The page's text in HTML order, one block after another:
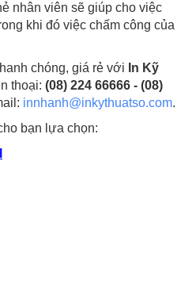
nhân viên sẽ giúp cho việc
khi đó việc chấm công của
chóng, giá rẻ với In Kỹ
thoại: (08) 224 66666 - (08)
innhanh@inkythuatso.com.
bạn lựa chọn: